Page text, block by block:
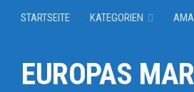
STARTSEITE KATEGORIEN
EUROPAS